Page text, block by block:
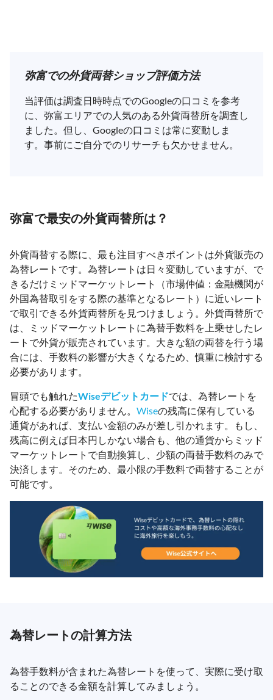
弥富での外貨両替ショップ評価方法
当評価は調査日時時点でのGoogleの口コミを参考
に、弥富エリアでの人気のある外貨両替所を調査し
ました。但し、Googleの口コミは常に変動しま
す。事前にご自分でのリサーチも欠かせません。
弥富で最安の外貨両替所は？
外貨両替する際に、最も注目すべきポイントは外貨販売の
為替レートです。為替レートは日々変動していますが、で
きるだけミッドマーケットレート（市場仲値：金融機関が
外国為替取引をする際の基準となるレート）に近いレート
で取引できる外貨両替所を見つけましょう。外貨両替所で
は、ミッドマーケットレートに為替手数料を上乗せしたレ
ートで外貨が販売されています。大きな額の両替を行う場
合には、手数料の影響が大きくなるため、慎重に検討する
必要があります。
冒頭でも触れたWiseデビットカードでは、為替レートを
心配する必要がありません。 Wiseの残高に保有している
通貨があれば、支払い金額のみが差し引かれます。もし、
残高に例えば日本円しかない場合も、他の通貨からミッド
マーケットレートで自動換算し、少額の両替手数料のみで
決済します。そのため、最小限の手数料で両替することが
可能です。
為替レートの計算方法
為替手数料が含まれた為替レートを使って、実際に受け取
ることのできる金額を計算してみましょう。